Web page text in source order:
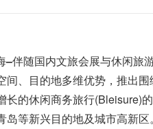
–伴随国内文旅会展与休闲旅
间、目的地多维优势，推出
长的休闲商务旅行(Bleisure)
岛等新兴目的地及城市高新